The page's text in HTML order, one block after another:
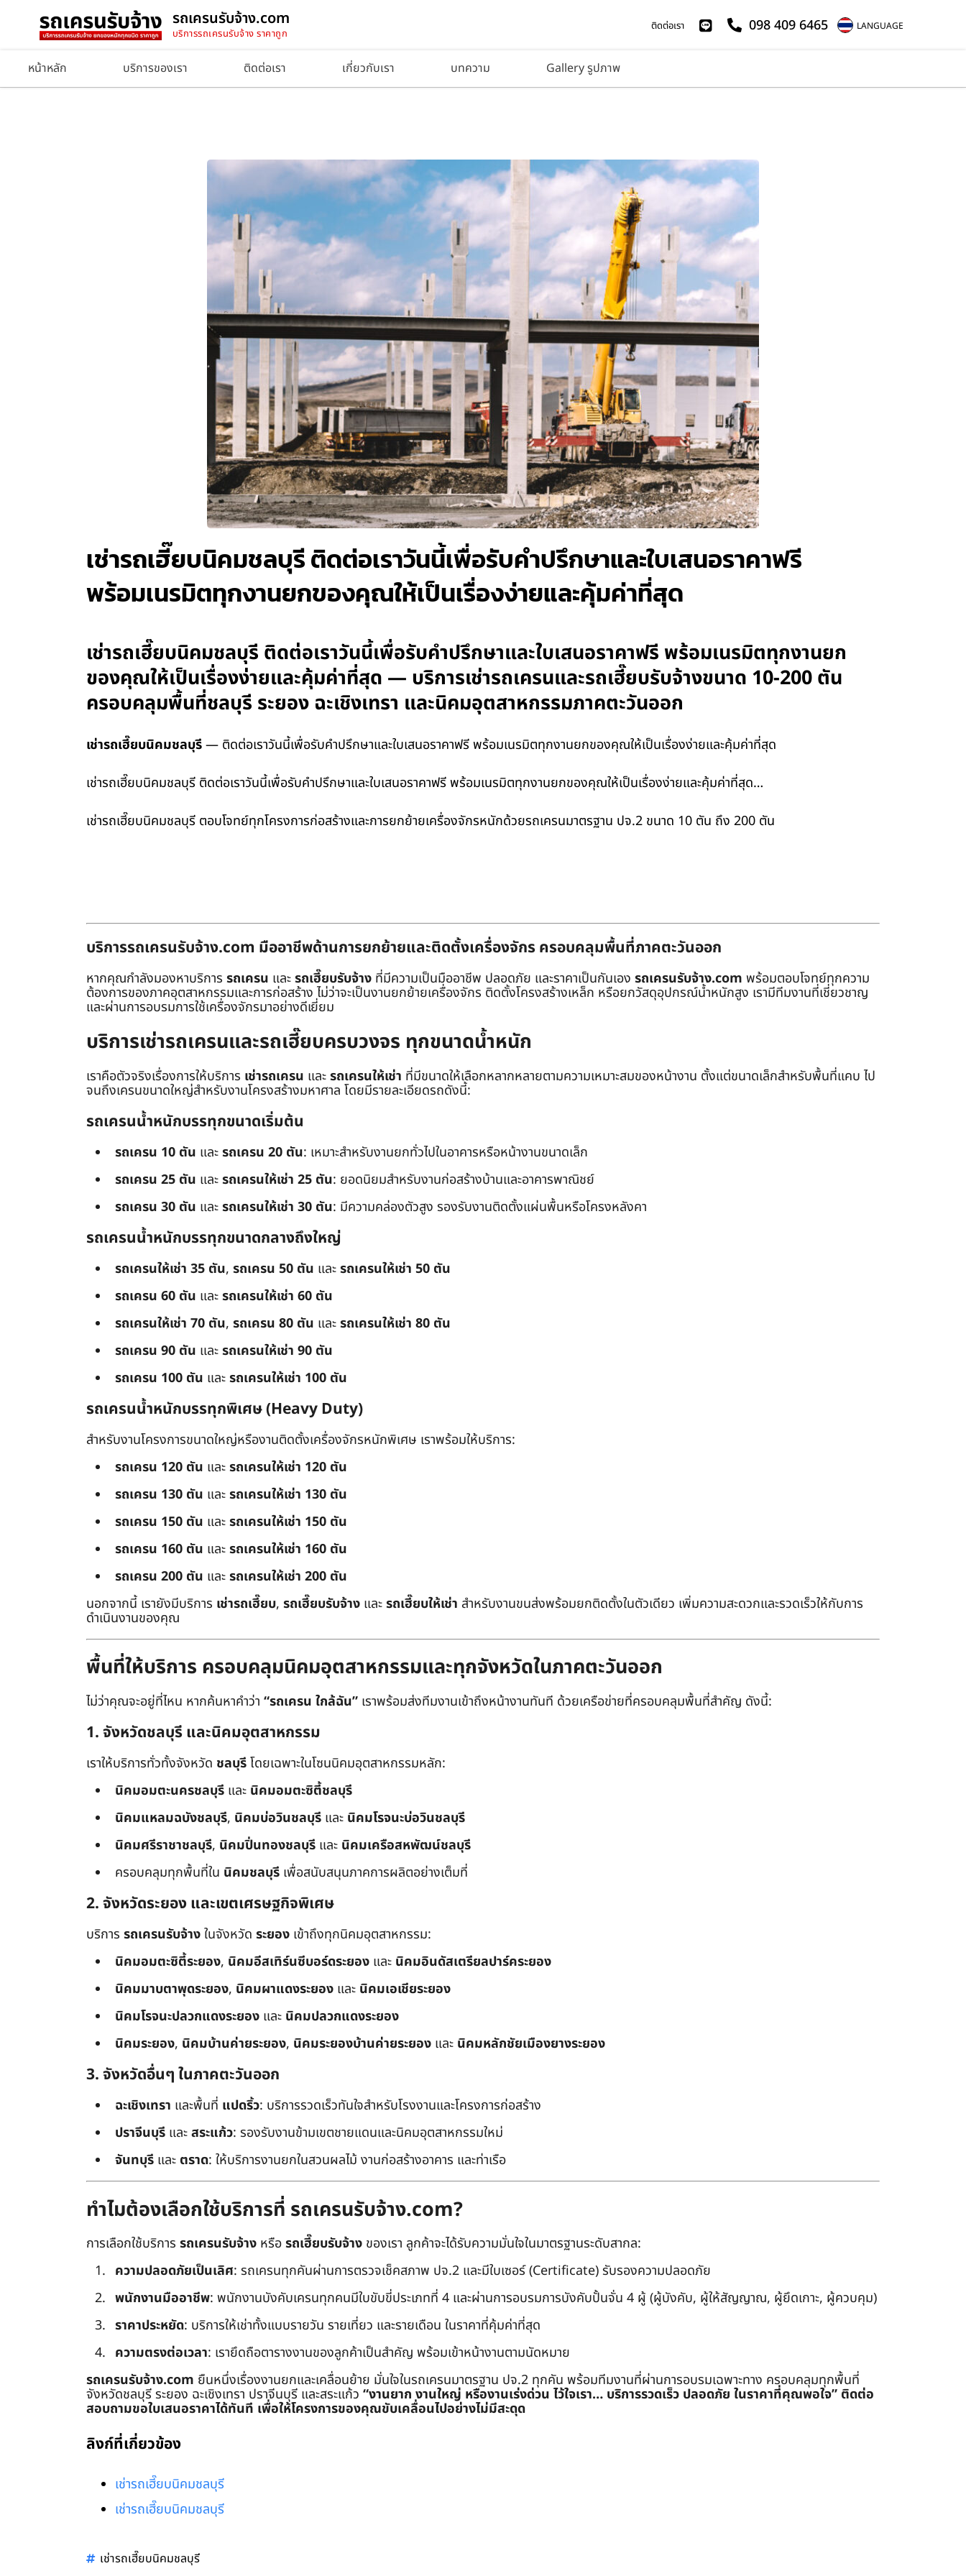
รถเครนรับจ้าง.com
บริการรถเครนรับจ้าง ราคาถูก
ติดต่อเรา 098 409 6465 LANGUAGE
หน้าหลัก บริการของเรา ติดต่อเรา เกี่ยวกับเรา บทความ Gallery รูปภาพ
เช่ารถเฮี๊ยบนิคมชลบุรี ติดต่อเราวันนี้เพื่อรับคำปรึกษาและใบเสนอราคาฟรี
พร้อมเนรมิตทุกงานยกของคุณให้เป็นเรื่องง่ายและคุ้มค่าที่สุด
เช่ารถเฮี๊ยบนิคมชลบุรี ติดต่อเราวันนี้เพื่อรับคำปรึกษาและใบเสนอราคาฟรี พร้อมเนรมิตทุกงานยก
ของคุณให้เป็นเรื่องง่ายและคุ้มค่าที่สุด — บริการเช่ารถเครนและรถเฮี๊ยบรับจ้างขนาด 10-200 ตัน
ครอบคลุมพื้นที่ชลบุรี ระยอง ฉะเชิงเทรา และนิคมอุตสาหกรรมภาคตะวันออก
เช่ารถเฮี๊ยบนิคมชลบุรี— ติดต่อเราวันนี้เพื่อรับคำปรึกษาและใบเสนอราคาฟรี พร้อมเนรมิตทุกงานยกของคุณให้เป็นเรื่องง่ายและคุ้มค่าที่สุด
เช่ารถเฮี๊ยบนิคมชลบุรี ติดต่อเราวันนี้เพื่อรับคำปรึกษาและใบเสนอราคาฟรี พร้อมเนรมิตทุกงานยกของคุณให้เป็นเรื่องง่ายและคุ้มค่าที่สุด…
เช่ารถเฮี๊ยบนิคมชลบุรี ตอบโจทย์ทุกโครงการก่อสร้างและการยกย้ายเครื่องจักรหนักด้วยรถเครนมาตรฐาน ปจ.2 ขนาด 10 ตัน ถึง 200 ตัน
บริการรถเครนรับจ้าง.com มืออาชีพด้านการยกย้ายและติดตั้งเครื่องจักร ครอบคลุมพื้นที่ภาคตะวันออก
หากคุณกำลังมองหาบริการ รถเครน และรถเฮี๊ยบรับจ้าง ที่มีความเป็นมืออาชีพ ปลอดภัย และราคาเป็นกันเอง รถเครนรับจ้าง.com พร้อมตอบโจทย์ทุกความ
ต้องการของภาคอุตสาหกรรมและการก่อสร้าง ไม่ว่าจะเป็นงานยกย้ายเครื่องจักร ติดตั้งโครงสร้างเหล็ก หรือยกวัสดุอุปกรณ์น้ำหนักสูง เรามีทีมงานที่เชี่ยวชาญ
และผ่านการอบรมการใช้เครื่องจักรมาอย่างดีเยี่ยม
บริการเช่ารถเครนและรถเฮี๊ยบครบวงจร ทุกขนาดน้ำหนัก
เราคือตัวจริงเรื่องการให้บริการ เช่ารถเครน และรถเครนให้เช่า ที่มีขนาดให้เลือกหลากหลายตามความเหมาะสมของหน้างาน ตั้งแต่ขนาดเล็กสำหรับพื้นที่แคบ ไป
จนถึงเครนขนาดใหญ่สำหรับงานโครงสร้างมหาศาล โดยมีรายละเอียดรถดังนี้:
รถเครนน้ำหนักบรรทุกขนาดเริ่มต้น
รถเครน 10 ตัน และรถเครน 20 ตัน: เหมาะสำหรับงานยกทั่วไปในอาคารหรือหน้างานขนาดเล็ก
รถเครน 25 ตัน และรถเครนให้เช่า 25 ตัน: ยอดนิยมสำหรับงานก่อสร้างบ้านและอาคารพาณิชย์
รถเครน 30 ตัน และรถเครนให้เช่า 30 ตัน: มีความคล่องตัวสูง รองรับงานติดตั้งแผ่นพื้นหรือโครงหลังคา
รถเครนน้ำหนักบรรทุกขนาดกลางถึงใหญ่
รถเครนให้เช่า 35 ตัน, รถเครน 50 ตัน และรถเครนให้เช่า 50 ตัน
รถเครน 60 ตัน และรถเครนให้เช่า 60 ตัน
รถเครนให้เช่า 70 ตัน, รถเครน 80 ตัน และรถเครนให้เช่า 80 ตัน
รถเครน 90 ตัน และรถเครนให้เช่า 90 ตัน
รถเครน 100 ตัน และรถเครนให้เช่า 100 ตัน
รถเครนน้ำหนักบรรทุกพิเศษ (Heavy Duty)
สำหรับงานโครงการขนาดใหญ่หรืองานติดตั้งเครื่องจักรหนักพิเศษ เราพร้อมให้บริการ:
รถเครน 120 ตัน และรถเครนให้เช่า 120 ตัน
รถเครน 130 ตัน และรถเครนให้เช่า 130 ตัน
รถเครน 150 ตัน และรถเครนให้เช่า 150 ตัน
รถเครน 160 ตัน และรถเครนให้เช่า 160 ตัน
รถเครน 200 ตัน และรถเครนให้เช่า 200 ตัน
นอกจากนี้ เรายังมีบริการ เช่ารถเฮี๊ยบ, รถเฮี๊ยบรับจ้าง และรถเฮี๊ยบให้เช่า สำหรับงานขนส่งพร้อมยกติดตั้งในตัวเดียว เพิ่มความสะดวกและรวดเร็วให้กับการ
ดำเนินงานของคุณ
พื้นที่ให้บริการ ครอบคลุมนิคมอุตสาหกรรมและทุกจังหวัดในภาคตะวันออก
ไม่ว่าคุณจะอยู่ที่ไหน หากค้นหาคำว่า “รถเครน ใกล้ฉัน” เราพร้อมส่งทีมงานเข้าถึงหน้างานทันที ด้วยเครือข่ายที่ครอบคลุมพื้นที่สำคัญ ดังนี้:
1. จังหวัดชลบุรี และนิคมอุตสาหกรรม
เราให้บริการทั่วทั้งจังหวัด ชลบุรีโดยเฉพาะในโซนนิคมอุตสาหกรรมหลัก:
นิคมอมตะนครชลบุรี และ นิคมอมตะซิตี้ชลบุรี
นิคมแหลมฉบังชลบุรี, นิคมบ่อวินชลบุรี และ นิคมโรจนะบ่อวินชลบุรี
นิคมศรีราชาชลบุรี, นิคมปิ่นทองชลบุรี และ นิคมเครือสหพัฒน์ชลบุรี
ครอบคลุมทุกพื้นที่ใน นิคมชลบุรี เพื่อสนับสนุนภาคการผลิตอย่างเต็มที่
2. จังหวัดระยอง และเขตเศรษฐกิจพิเศษ
บริการ รถเครนรับจ้างในจังหวัด ระยอง เข้าถึงทุกนิคมอุตสาหกรรม:
นิคมอมตะซิตี้ระยอง, นิคมอีสเทิร์นซีบอร์ดระยอง และ นิคมอินดัสเตรียลปาร์คระยอง
นิคมมาบตาพุดระยอง, นิคมผาแดงระยอง และ นิคมเอเชียระยอง
นิคมโรจนะปลวกแดงระยอง และ นิคมปลวกแดงระยอง
นิคมระยอง, นิคมบ้านค่ายระยอง, นิคมระยองบ้านค่ายระยอง และ นิคมหลักชัยเมืองยางระยอง
3. จังหวัดอื่นๆ ในภาคตะวันออก
ฉะเชิงเทรา และพื้นที่ แปดริ้ว: บริการรวดเร็วทันใจสำหรับโรงงานและโครงการก่อสร้าง
ปราจีนบุรี และสระแก้ว: รองรับงานข้ามเขตชายแดนและนิคมอุตสาหกรรมใหม่
จันทบุรี และ ตราด: ให้บริการงานยกในสวนผลไม้ งานก่อสร้างอาคาร และท่าเรือ
ทำไมต้องเลือกใช้บริการที่ รถเครนรับจ้าง.com?
การเลือกใช้บริการ รถเครนรับจ้าง หรือรถเฮี๊ยบรับจ้าง ของเรา ลูกค้าจะได้รับความมั่นใจในมาตรฐานระดับสากล:
ความปลอดภัยเป็นเลิศ: รถเครนทุกคันผ่านการตรวจเช็คสภาพ ปจ.2 และมีใบเซอร์ (Certificate) รับรองความปลอดภัย
พนักงานมืออาชีพ: พนักงานบังคับเครนทุกคนมีใบขับขี่ประเภทที่ 4 และผ่านการอบรมการบังคับปั้นจั่น 4 ผู้ (ผู้บังคับ, ผู้ให้สัญญาณ, ผู้ยึดเกาะ, ผู้ควบคุม)
ราคาประหยัด: บริการให้เช่าทั้งแบบรายวัน รายเที่ยว และรายเดือน ในราคาที่คุ้มค่าที่สุด
ความตรงต่อเวลา: เรายึดถือตารางงานของลูกค้าเป็นสำคัญ พร้อมเข้าหน้างานตามนัดหมาย
รถเครนรับจ้าง.com ยืนหนึ่งเรื่องงานยกและเคลื่อนย้าย มั่นใจในรถเครนมาตรฐาน ปจ.2 ทุกคัน พร้อมทีมงานที่ผ่านการอบรมเฉพาะทาง ครอบคลุมทุกพื้นที่
จังหวัดชลบุรี ระยอง ฉะเชิงเทรา ปราจีนบุรี และสระแก้ว “งานยาก งานใหญ่ หรืองานเร่งด่วน ไว้ใจเรา… บริการรวดเร็ว ปลอดภัย ในราคาที่คุณพอใจ” ติดต่อ
สอบถามขอใบเสนอราคาได้ทันที เพื่อให้โครงการของคุณขับเคลื่อนไปอย่างไม่มีสะดุด
ลิงก์ที่เกี่ยวข้อง
เช่ารถเฮี๊ยบนิคมชลบุรี
เช่ารถเฮี๊ยบนิคมชลบุรี
เช่ารถเฮี๊ยบนิคมชลบุรี